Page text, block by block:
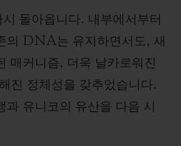
돌아옵니다. 내부에서부터
의 DNA는 유지하면서도, 새
매커니즘, 더욱 날카로워진
진 정체성을 갖추었습니다.
과 유니코의 유산을 다음 시